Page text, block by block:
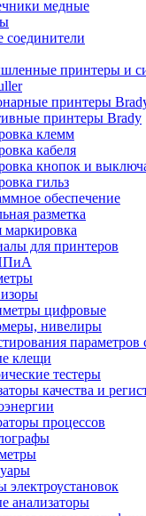
медные
соединители
принтеры и
принтеры
принтеры Brady
клемм
кабеля
кнопок и
гильз
обеспечение
разметка
маркировка
для принтеров
цифровые
нивелиры
параметров
клещи
тестеры
качества и
процессов
электроустановок
анализаторы